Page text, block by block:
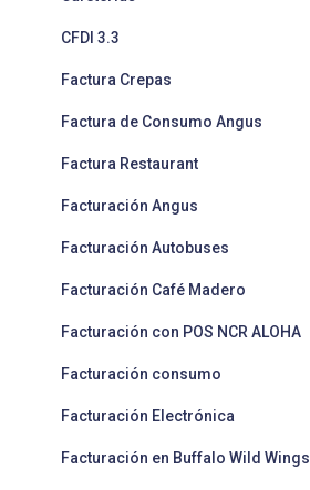
CFDI 3.3
Factura Crepas
Factura de Consumo Angus
Factura Restaurant
Facturación Angus
Facturación Autobuses
Facturación Café Madero
Facturación con POS NCR ALOHA
Facturación consumo
Facturación Electrónica
Facturación en Buffalo Wild Wings